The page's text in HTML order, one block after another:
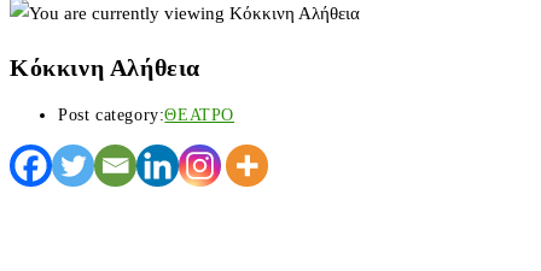
Κόκκινη Αλήθεια
Post category:ΘΕΑΤΡΟ